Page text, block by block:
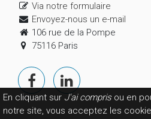
En cliquant sur J'ai comprisou en
notre site, vous acceptez les
Via notre formulaire
Envoyez-nous un e-mail
106 rue de la Pompe
75116 Paris